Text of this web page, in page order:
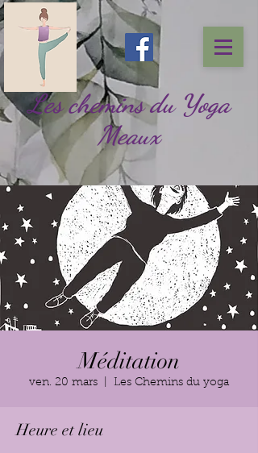
Les chemins du Yoga
Meaux
Méditation
ven. 20 mars Les Chemins du yoga
Heure et lieu